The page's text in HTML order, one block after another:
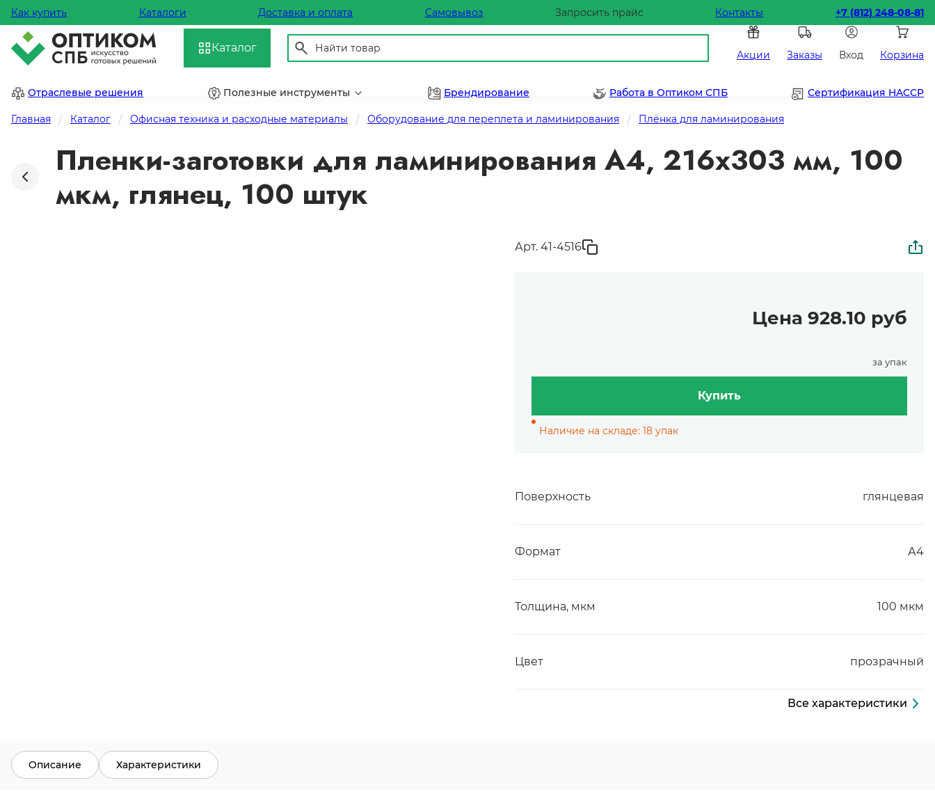
Как купить Каталоги Доставка и оплата Самовывоз Запросить прайс Контакты +7 (812) 248-08-81
Каталог
Акции Заказы Вход Корзина
Отраслевые решения Полезные инструменты Брендирование Работа в Оптиком СПБ Сертификация HACCP
Главная Каталог Офисная техника и расходные материалы Оборудование для переплета и ламинирования Плёнка для ламинирования
Пленки-заготовки для ламинирования А4, 216х303 мм, 100
мкм, глянец, 100 штук
Арт. 41-4516
Цена 928.10 руб
за упак
Купить
Наличие на складе: 18 упак
Поверхность глянцевая
Формат А4
Толщина, мкм 100 мкм
Цвет прозрачный
Все характеристики
Описание Характеристики